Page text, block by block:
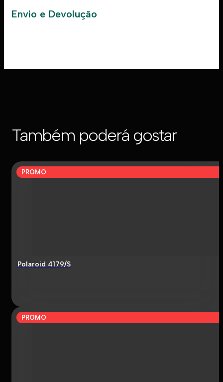
Envio e Devolução
Também poderá gostar
PROMO
Polaroid 4179/S
PROMO